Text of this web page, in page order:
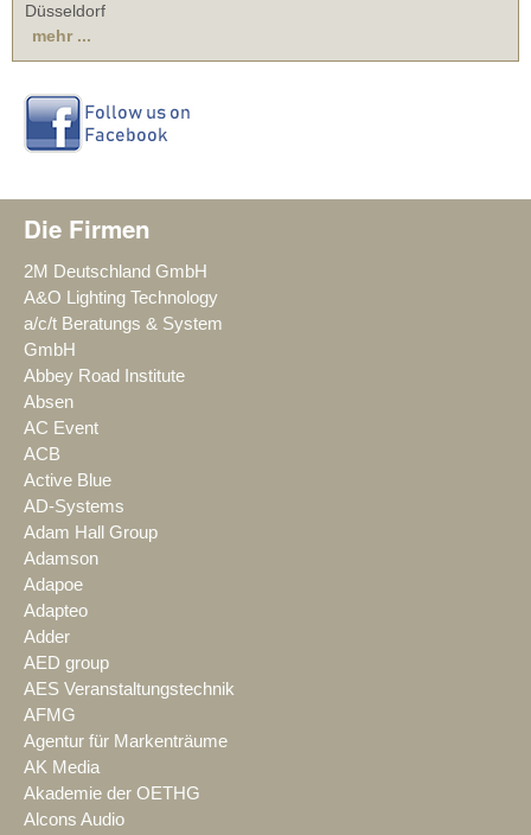
Düsseldorf
mehr ...
Die Firmen
2M Deutschland GmbH
A&O Lighting Technology
a/c/t Beratungs & System
GmbH
Abbey Road Institute
Absen
AC Event
ACB
Active Blue
AD-Systems
Adam Hall Group
Adamson
Adapoe
Adapteo
Adder
AED group
AES Veranstaltungstechnik
AFMG
Agentur für Markenträume
AK Media
Akademie der OETHG
Alcons Audio